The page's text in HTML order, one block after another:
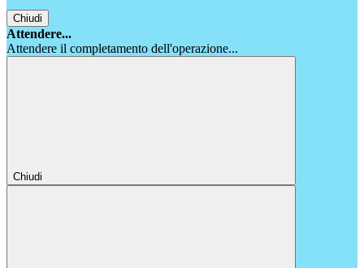
Chiudi
Attendere...
Attendere il completamento dell'operazione...
Chiudi